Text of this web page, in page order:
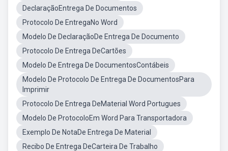
DeclaraçãoEntrega De Documentos
Protocolo De EntregaNo Word
Modelo De DeclaraçãoDe Entrega De Documento
Protocolo De Entrega DeCartões
Modelo De Entrega De DocumentosContábeis
Modelo De Protocolo De Entrega De DocumentosPara
Imprimir
Protocolo De Entrega DeMaterial Word Portugues
Modelo De ProtocoloEm Word Para Transportadora
Exemplo De NotaDe Entrega De Material
Recibo De Entrega DeCarteira De Trabalho